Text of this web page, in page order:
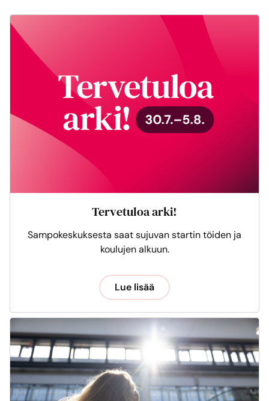
Tervetuloa arki!
Sampokeskuksesta saat sujuvan startin töiden ja
koulujen alkuun.
Lue lisää